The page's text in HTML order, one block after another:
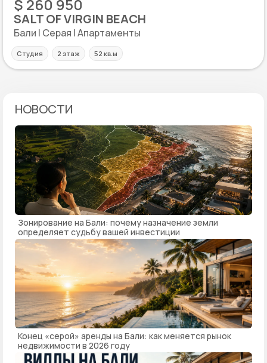
$ 260 950
SALT OF VIRGIN BEACH
Бали | Серая | Апартаменты
Студия 2 этаж 52 кв.м
НОВОСТИ
Зонирование на Бали: почему назначение земли
определяет судьбу вашей инвестиции
Конец «серой» аренды на Бали: как меняется рынок
недвижимости в 2026 году